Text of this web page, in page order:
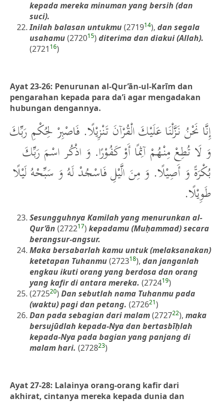
kepada mereka minuman yang bersih (dan
suci).
Inilah balasan untukmu(271914), dan segala
usahamu(272015)diterima dan diakui (Allah).
(2721 16)
Ayat 23-26: Penurunan al-Qur’ān-ul-Karīm dan
pengarahan kepada para da’i agar mengadakan
hubungan dengannya.
إِنَّا نَحْنُ نَزَّلْنَا عَلَيْكَ الْقُرْآنَ تَنْزِيْلًا. فَاصْبِرْ لِحُكْمِ رَبِّكَ
وَ لَا تُطِعْ مِنْهُمْ آثِمًا أَوْ كَفُوْرًا. وَ اذْكُر اسْمَ رَبِّكَ
بُكْرَةً وَ أَصِيْلًا. وَ مِنَ الَّيْلِ فَاسْجُدْ لَهُ وَ سَبِّحْهُ لَيْلًا
طَوِيْلًا.
Sesungguhnya Kamilah yang menurunkan al-
Qur’ān (272217)kepadamu (Muḥammad) secara
berangsur-angsur.
Maka bersabarlah kamu untuk (melaksanakan)
ketetapan Tuhanmu(272318), dan janganlah
engkau ikuti orang yang berdosa dan orang
yang kafir di antara mereka. (272419)
(272520)Dan sebutlah nama Tuhanmu pada
(waktu) pagi dan petang. (272621)
Dan pada sebagian dari malam(272722), maka
bersujūdlah kepada-Nya dan bertasbīḥlah
kepada-Nya pada bagian yang panjang di
malam hari. (272823)
Ayat 27-28: Lalainya orang-orang kafir dari
akhirat, cintanya mereka kepada dunia dan